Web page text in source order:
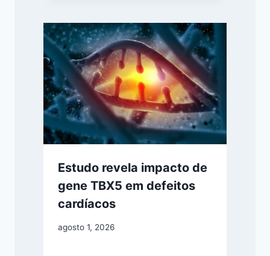
Estudo revela impacto de
gene TBX5 em defeitos
cardíacos
agosto 1, 2026